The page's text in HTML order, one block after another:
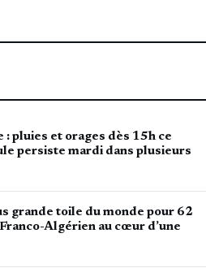
pluies et orages dès 15h ce
persiste mardi dans plusieurs
grande toile du monde pour 62
Algérien au cœur d’une